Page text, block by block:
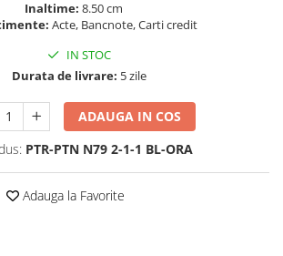
Inaltime: 8.50 cm
Acte, Bancnote, Carti credit
IN STOC
Durata de livrare: 5 zile
ADAUGA IN COS
PTR-PTN N79 2-1-1 BL-ORA
Adauga la Favorite